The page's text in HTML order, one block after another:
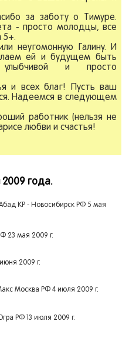
за заботу о Тимуре.
- просто молодцы, все
5+.
неугомонную Галину. И
ей и будущем быть
улыбчивой и просто
и всех благ! Пусть ваш
Надеемся в следующем
работник (нельзя не
любви и счастья!
года.
КР - Новосибирск РФ 5 мая
23 мая 2009 г.
2009 г.
Москва РФ 4 июля 2009 г.
РФ 13 июля 2009 г.